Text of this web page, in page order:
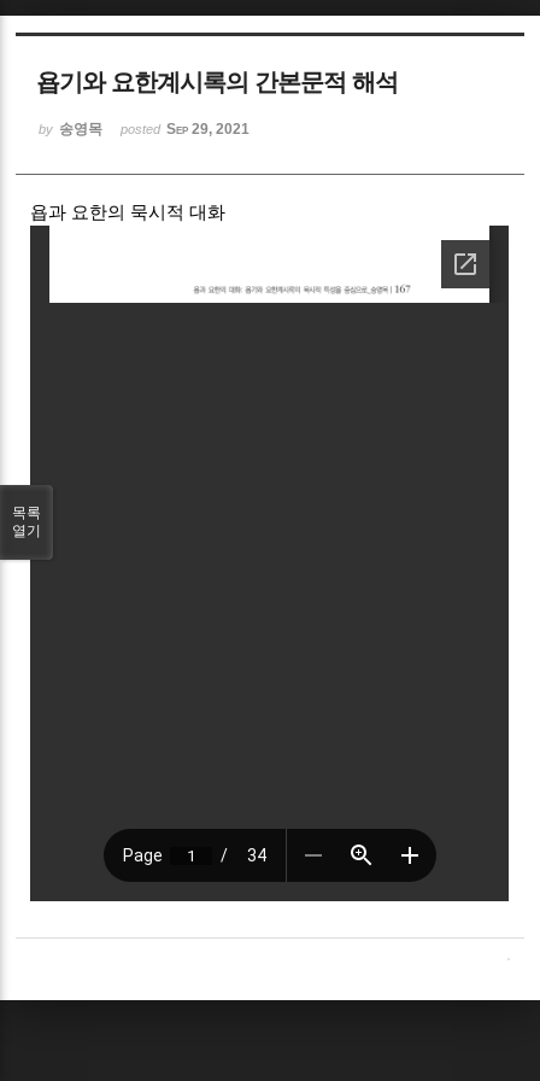
욥기와 요한계시록의 간본문적 해석
by 송영목 posted Sep 29, 2021
욥과 요한의 묵시적 대화
목록
열기
Sketchbook5, 스케치북5
Sketchbook5, 스케치북5